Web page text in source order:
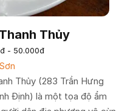
Thủy
- 50.000đ
Thủy (283 Trần Hưng
Định) là một tọa độ ẩm